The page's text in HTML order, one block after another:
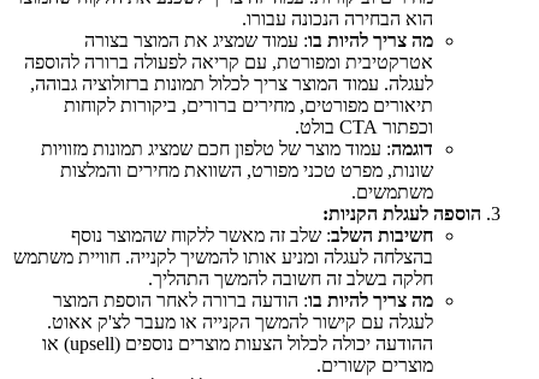
הוא הבחירה הנכונה עבורו.
מה צריך להיות בו: עמוד שמציג את המוצר בצורה
אטרקטיבית ומפורטת, עם קריאה לפעולה ברורה להוספה
לעגלה. עמוד המוצר צריך לכלול תמונות ברזולוציה גבוהה,
תיאורים מפורטים, מחירים ברורים, ביקורות לקוחות
וכפתור CTA בולט.
דוגמה: עמוד מוצר של טלפון חכם שמציג תמונות מזוויות
שונות, מפרט טכני מפורט, השוואת מחירים והמלצות
משתמשים.
הוספה לעגלת הקניות:
חשיבות השלב: שלב זה מאשר ללקוח שהמוצר נוסף
בהצלחה לעגלה ומניע אותו להמשיך לקנייה. חוויית משתמש
חלקה בשלב זה חשובה להמשך התהליך.
מה צריך להיות בו: הודעה ברורה לאחר הוספת המוצר
לעגלה עם קישור להמשך הקנייה או מעבר לצ'ק אאוט.
ההודעה יכולה לכלול הצעות מוצרים נוספים (upsell) או
מוצרים קשורים.